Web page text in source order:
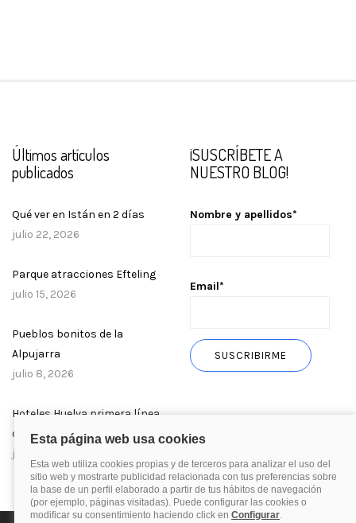
Últimos artículos
publicados
Qué ver en Istán en 2 días
julio 22, 2026
Parque atracciones Efteling
julio 15, 2026
Pueblos bonitos de la
Alpujarra
julio 8, 2026
Hoteles Huelva primera línea
de playa
julio 1, 2026
¡SUSCRÍBETE A
NUESTRO BLOG!
Nombre y apellidos*
Email*